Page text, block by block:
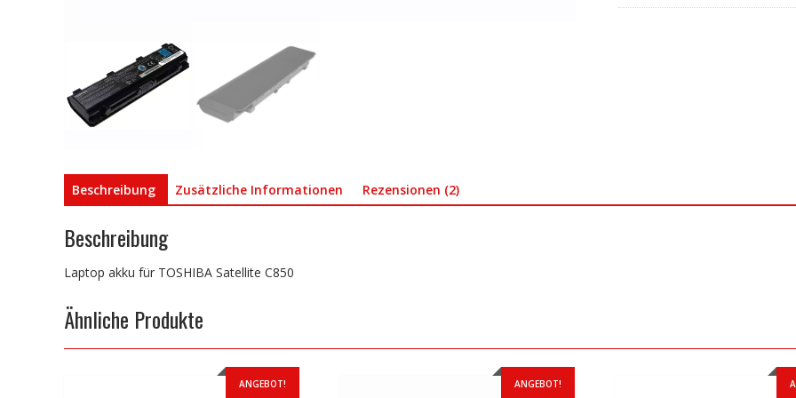
Beschreibung Zusätzliche Informationen Rezensionen (2)
Beschreibung
Laptop akku für TOSHIBA Satellite C850
Ähnliche Produkte
ANGEBOT! ANGEBOT!